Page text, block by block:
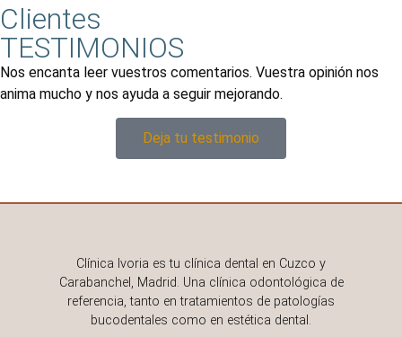
Clientes
TESTIMONIOS
Nos encanta leer vuestros comentarios. Vuestra opinión nos
anima mucho y nos ayuda a seguir mejorando.
Deja tu testimonio
Clínica Ivoria es tu clínica dental en Cuzco y
Carabanchel, Madrid. Una clínica odontológica de
referencia, tanto en tratamientos de patologías
bucodentales como en estética dental.